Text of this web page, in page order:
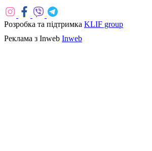
Розробка та підтримка KLIF group
Реклама з Inweb Inweb